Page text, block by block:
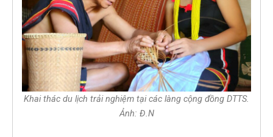
Khai thác du lịch trải nghiệm tại các làng cộng đồng DTTS.
Ảnh: Đ.N